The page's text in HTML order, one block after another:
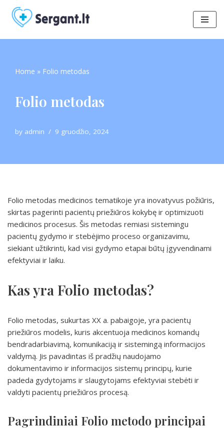
Skip
to
Home » Folio metodas
Folio metodas
by admin 9 gruodžio, 2024
Folio metodas medicinos tematikoje yra inovatyvus požiūris,
skirtas pagerinti pacientų priežiūros kokybę ir optimizuoti
medicinos procesus. Šis metodas remiasi sistemingu
pacientų gydymo ir stebėjimo proceso organizavimu,
siekiant užtikrinti, kad visi gydymo etapai būtų įgyvendinami
efektyviai ir laiku.
Kas yra Folio metodas?
Folio metodas, sukurtas XX a. pabaigoje, yra pacientų
priežiūros modelis, kuris akcentuoja medicinos komandų
bendradarbiavimą, komunikaciją ir sistemingą informacijos
valdymą. Jis pavadintas iš pradžių naudojamo
dokumentavimo ir informacijos sistemų principų, kurie
padeda gydytojams ir slaugytojams efektyviai stebėti ir
valdyti pacientų priežiūros procesą.
Pagrindiniai Folio metodo principai